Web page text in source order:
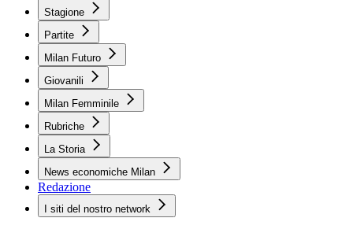
Stagione
Partite
Milan Futuro
Giovanili
Milan Femminile
Rubriche
La Storia
News economiche Milan
Redazione
I siti del nostro network